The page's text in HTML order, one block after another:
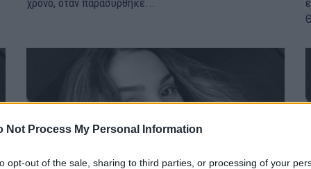
Not Process My Personal Information
opt-out of the sale, sharing to third parties, or processing of your
χρόνο, όταν παρασύρθηκε...